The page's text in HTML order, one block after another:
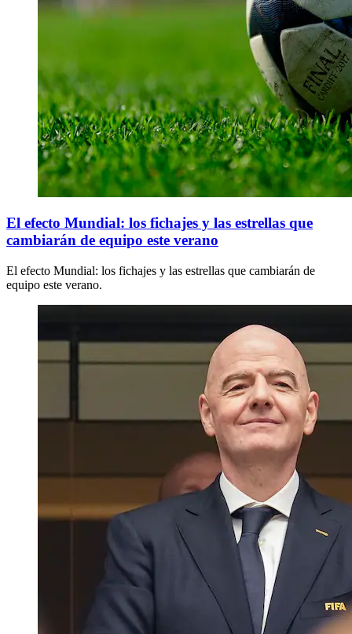
El efecto Mundial: los fichajes y las estrellas que
cambiarán de equipo este verano
El efecto Mundial: los fichajes y las estrellas que cambiarán de
equipo este verano.